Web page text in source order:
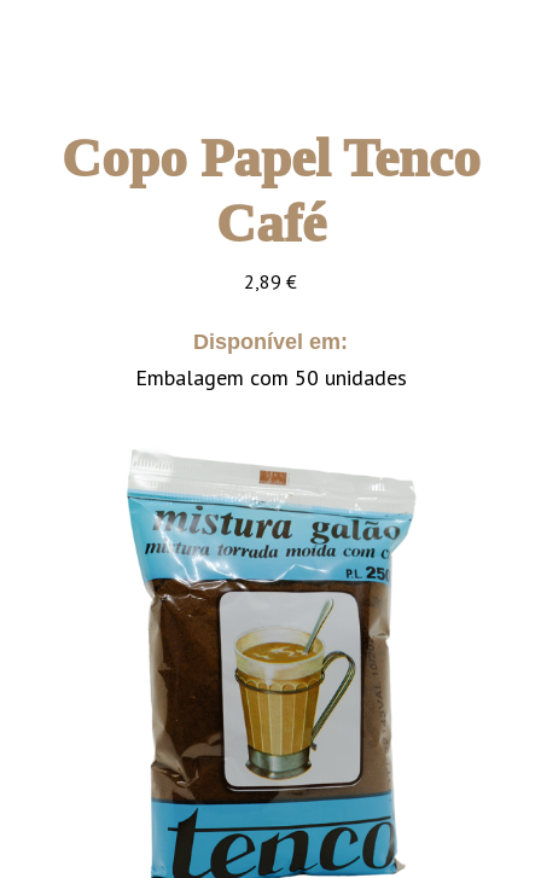
Copo Papel Tenco
Café
2,89 €
Disponível em:
Embalagem com 50 unidades